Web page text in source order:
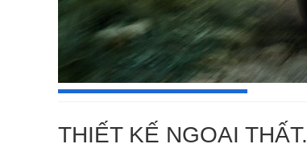
THIẾT KẾ NGOẠI THẤT.